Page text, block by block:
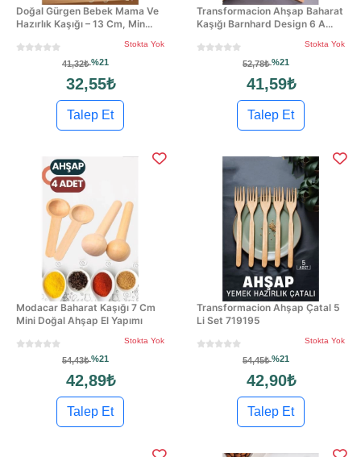
Doğal Gürgen Bebek Mama Ve
Hazırlık Kaşığı – 13 Cm, Min...
Stokta Yok
41,32₺%21
32,55₺
Talep Et
Transformacion Ahşap Baharat
Kaşığı Barnhard Design 6 A...
Stokta Yok
52,78₺%21
41,59₺
Talep Et
Modacar Baharat Kaşığı 7 Cm
Mini Doğal Ahşap El Yapımı
Stokta Yok
54,43₺%21
42,89₺
Talep Et
Transformacion Ahşap Çatal 5
Li Set 719195
Stokta Yok
54,45₺%21
42,90₺
Talep Et